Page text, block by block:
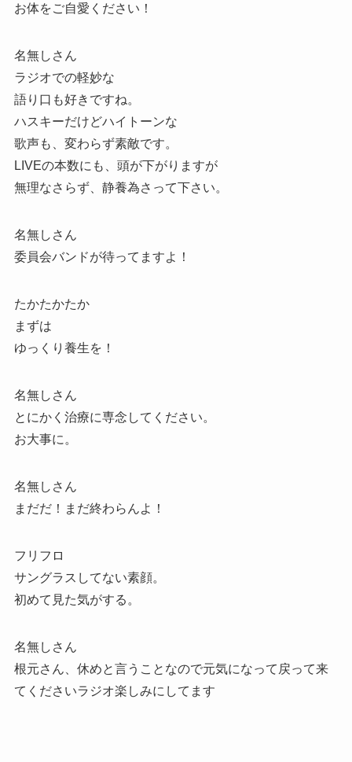
お体をご自愛ください！
名無しさん
ラジオでの軽妙な
語り口も好きですね。
ハスキーだけどハイトーンな
歌声も、変わらず素敵です。
LIVEの本数にも、頭が下がりますが
無理なさらず、静養為さって下さい。
名無しさん
委員会バンドが待ってますよ！
たかたかたか
まずは
ゆっくり養生を！
名無しさん
とにかく治療に専念してください。
お大事に。
名無しさん
まだだ！まだ終わらんよ！
フリフロ
サングラスしてない素顔。
初めて見た気がする。
名無しさん
根元さん、休めと言うことなので元気になって戻って来
てくださいラジオ楽しみにしてます